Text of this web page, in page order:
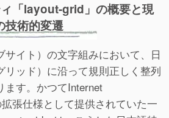
「layout-grid」の概要と現
技術的変遷
サイト）の文字組みにおいて、日
リッド）に沿って規則正しく整列
ます。かつてInternet
張仕様として提供されていた一